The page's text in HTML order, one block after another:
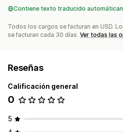
Contiene texto traducido
Todos los cargos se facturan en USD.
se facturan cada 30 días. Ver todas las
Reseñas
Calificación general
0
5